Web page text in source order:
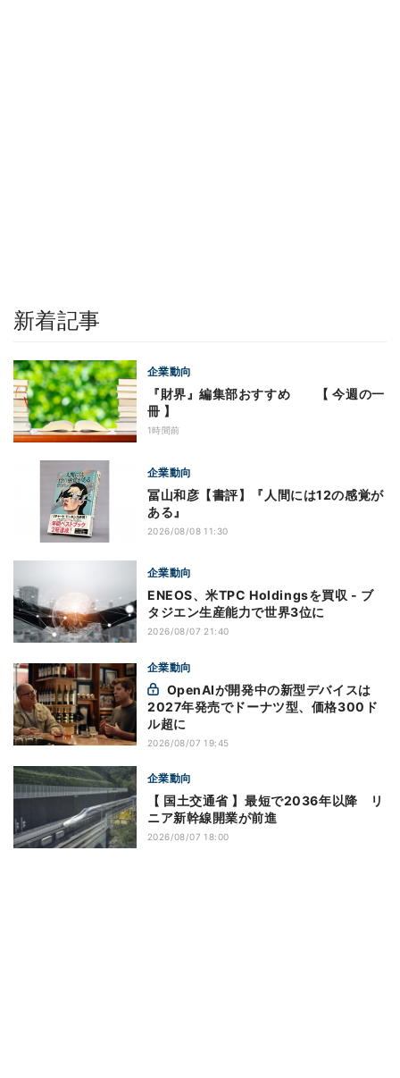
新着記事
企業動向
『財界』編集部おすすめ 【 今週の一
冊 】
1時間前
企業動向
冨山和彦【書評】『人間には12の感覚が
ある』
2026/08/08 11:30
企業動向
ENEOS、米TPC Holdingsを買収 - ブ
タジエン生産能力で世界3位に
2026/08/07 21:40
企業動向
2027年発売でドーナツ型、価格300ド
ル超に
2026/08/07 19:45
企業動向
【 国土交通省 】最短で2036年以降 リ
ニア新幹線開業が前進
2026/08/07 18:00